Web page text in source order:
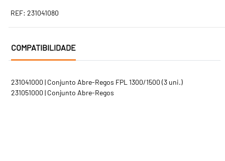
REF: 231041080
COMPATIBILIDADE
231041000 | Conjunto Abre-Regos FPL 1300/1500 (3 uni.)
231051000 | Conjunto Abre-Regos